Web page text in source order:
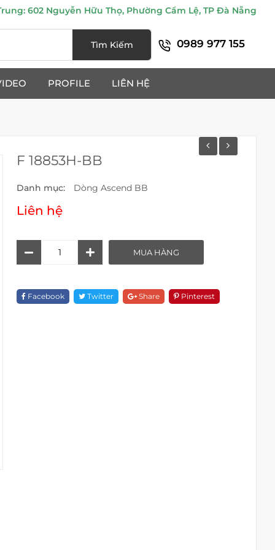
602 Nguyễn Hữu Thọ, Phường Cẩm Lệ, TP Đà Nẵng
Tìm Kiếm 0989 977 155
PROFILE LIÊN HỆ
F 18853H-BB
Danh mục: Dòng Ascend BB
Liên hệ
Quantity
MUA HÀNG
Facebook Twitter Share Pinterest